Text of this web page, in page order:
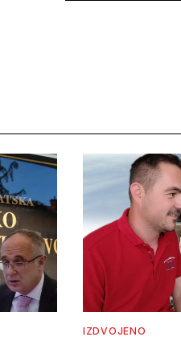
IZDVOJENO